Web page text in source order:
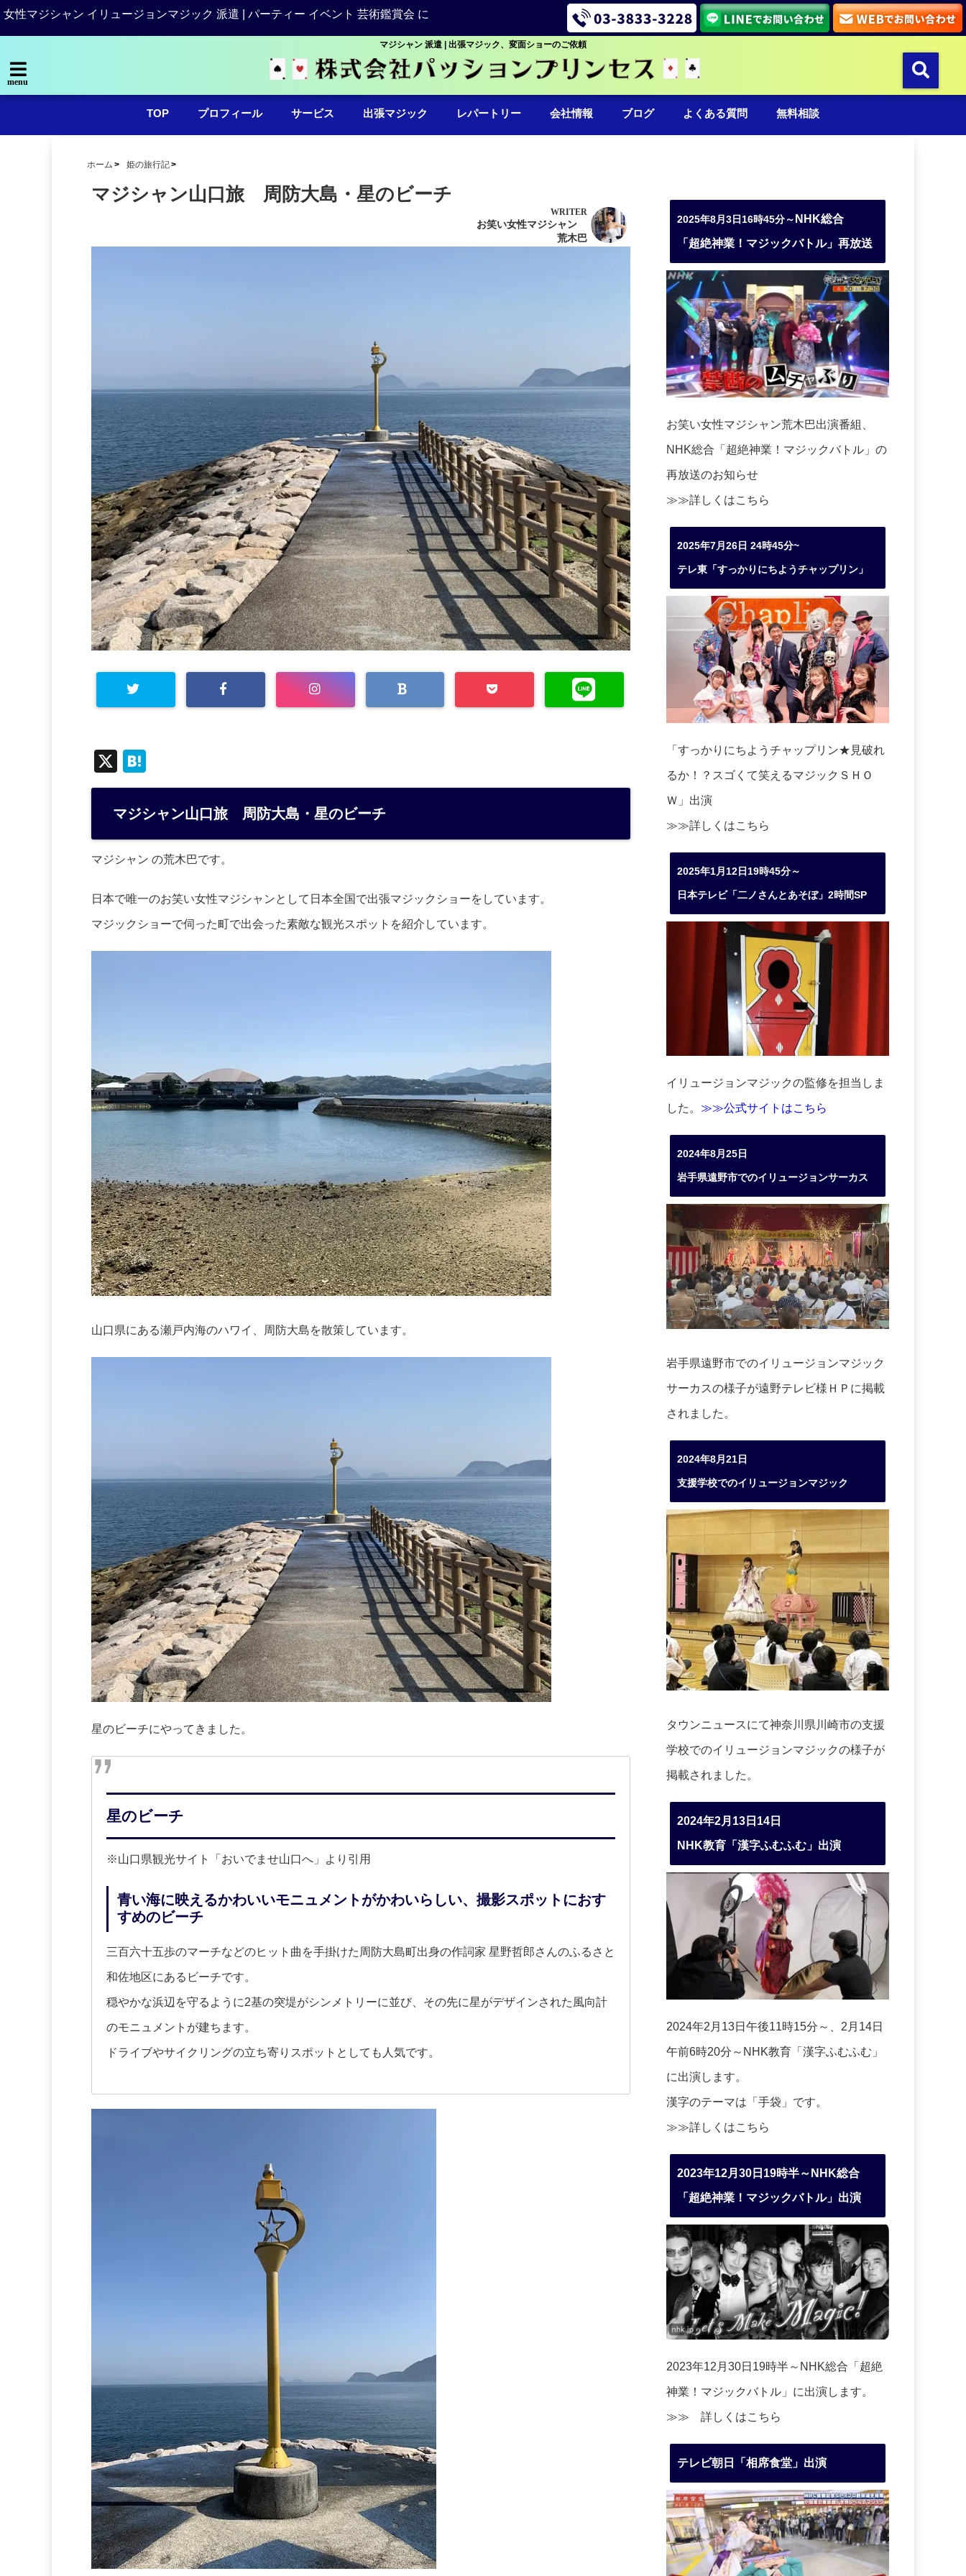
女性マジシャン イリュージョンマジック 派遣 | パーティー イベント 芸術鑑賞会 に
マジシャン 派遣 | 出張マジック、変面ショーのご依頼
menu
TOP プロフィール サービス 出張マジック レパートリー 会社情報 ブログ よくある質問 無料相談
ホーム 姫の旅行記
マジシャン山口旅 周防大島・星のビーチ
WRITER
お笑い女性マジシャン
荒木巴
X
at
e
a
マジシャン山口旅 周防大島・星のビーチ
マジシャン の荒木巴です。
日本で唯一のお笑い女性マジシャンとして日本全国で出張マジックショーをしています。
マジックショーで伺った町で出会った素敵な観光スポットを紹介しています。
山口県にある瀬戸内海のハワイ、周防大島を散策しています。
星のビーチにやってきました。
星のビーチ
※山口県観光サイト「おいでませ山口へ」より引用
青い海に映えるかわいいモニュメントがかわいらしい、撮影スポットにおす
すめのビーチ
三百六十五歩のマーチなどのヒット曲を手掛けた周防大島町出身の作詞家 星野哲郎さんのふるさと
和佐地区にあるビーチです。
穏やかな浜辺を守るように2基の突堤がシンメトリーに並び、その先に星がデザインされた風向計
のモニュメントが建ちます。
ドライブやサイクリングの立ち寄りスポットとしても人気です。
2025年8月3日16時45分～ NHK総合
「超絶神業！マジックバトル」再放送
お笑い女性マジシャン荒木巴出演番組、
NHK総合「超絶神業！マジックバトル」の
再放送のお知らせ
≫≫詳しくはこちら
2025年7月26日 24時45分~
テレ東「すっかりにちようチャップリン」
「すっかりにちようチャップリン★見破れ
るか！？スゴくて笑えるマジックＳＨＯ
Ｗ」出演
≫≫詳しくはこちら
2025年1月12日19時45分～
日本テレビ「二ノさんとあそぼ」2時間SP
イリュージョンマジックの監修を担当しま
した。 ≫≫公式サイトはこちら
2024年8月25日
岩手県遠野市でのイリュージョンサーカス
岩手県遠野市でのイリュージョンマジック
サーカスの様子が遠野テレビ様ＨＰに掲載
されました。
2024年8月21日
支援学校でのイリュージョンマジック
タウンニュースにて神奈川県川崎市の支援
学校でのイリュージョンマジックの様子が
掲載されました。
2024年2月13日14日
NHK教育「漢字ふむふむ」出演
2024年2月13日午後11時15分～、2月14日
午前6時20分～NHK教育「漢字ふむふむ」
に出演します。
漢字のテーマは「手袋」です。
≫≫詳しくはこちら
2023年12月30日19時半～NHK総合
「超絶神業！マジックバトル」出演
2023年12月30日19時半～NHK総合「超絶
神業！マジックバトル」に出演します。
≫≫ 詳しくはこちら
テレビ朝日「相席食堂」出演